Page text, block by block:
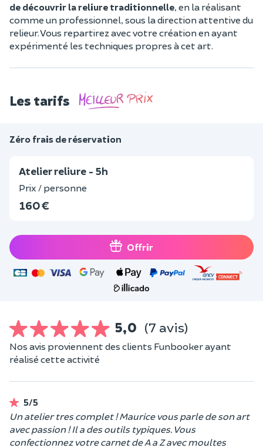
de découvrir la reliure traditionnelle, en la réalisant
comme un professionnel, sous la direction attentive du
relieur. Vous repartirez avec votre création en ayant
expérimenté les techniques propres à cet art.
Les tarifs
Zéro frais de réservation
Atelier reliure - 5h
Prix / personne
160 €
Offrir
5,0 (7 avis)
Nos avis proviennent des clients Funbooker ayant
réalisé cette activité
5/5
Un atelier tres complet ! Maurice vous parle de son art
avec passion ! Il a des outils typiques. Vous
confectionnez votre carnet de A a Z avec moultes